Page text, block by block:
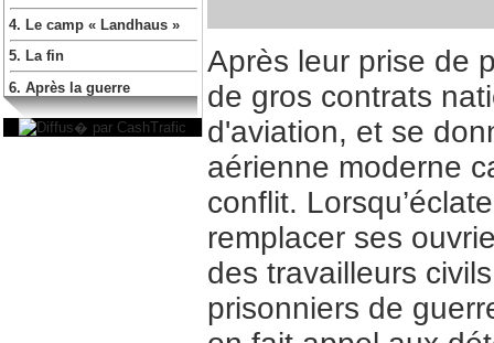
4. Le camp « Landhaus »
5. La fin
6. Après la guerre
Après leur prise de
de gros contrats
d'aviation, et se
aérienne moderne
conflit.
remplacer ses
des travailleurs
prisonniers de